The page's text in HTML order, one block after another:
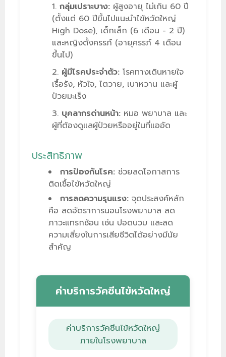
กลุ่มเปราะบาง:ผู้สูงอายุ ไม่เกิน 60 ปี
(ตั้งแต่ 60 ปีขึ้นไปแนะนำไข้หวัดใหญ่
High Dose), เด็กเล็ก (6 เดือน - 2 ปี)
และหญิงตั้งครรภ์ (อายุครรภ์ 4 เดือน
ขึ้นไป)
ผู้มีโรคประจำตัว:โรคทางเดินหายใจ
เรื้อรัง, หัวใจ, ไตวาย, เบาหวาน และผู้
ป่วยมะเร็ง
บุคลากรด่านหน้า:หมอ พยาบาล และ
ผู้ที่ต้องดูแลผู้ป่วยหรืออยู่ในที่แออัด
ประสิทธิภาพ
การป้องกันโรค:ช่วยลดโอกาสการ
ติดเชื้อไข้หวัดใหญ่
การลดความรุนแรง:จุดประสงค์หลัก
คือ ลดอัตราการนอนโรงพยาบาล ลด
ภาวะแทรกซ้อน เช่น ปอดบวม และลด
ความเสี่ยงในการเสียชีวิตได้อย่างมีนัย
สำคัญ
ค่าบริการวัคซีนไข้หวัดใหญ่
ค่าบริการวัคซีนไข้หวัดใหญ่
ภายในโรงพยาบาล